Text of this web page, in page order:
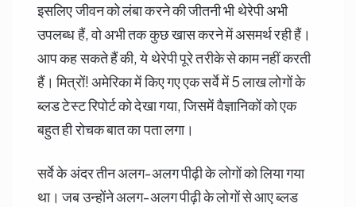
इसलिए जीवन को लंबा करने की जीतनी भी थेरेपी अभी
उपलब्ध हैं, वो अभी तक कुछ खास करने में असमर्थ रही हैं।
आप कह सकते हैं की, ये थेरेपी पूरे तरीके से काम नहीं करती
हैं। मित्रों! अमेरिका में किए गए एक सर्वे में 5 लाख लोगों के
ब्लड टेस्ट रिपोर्ट को देखा गया, जिसमें वैज्ञानिकों को एक
बहुत ही रोचक बात का पता लगा।
सर्वे के अंदर तीन अलग-अलग पीढ़ी के लोगों को लिया गया
था। जब उन्होंने अलग-अलग पीढ़ी के लोगों से आए ब्लड